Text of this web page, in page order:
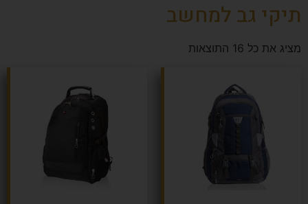
תיקי גב למחשב
מציג את כל 16 התוצאות